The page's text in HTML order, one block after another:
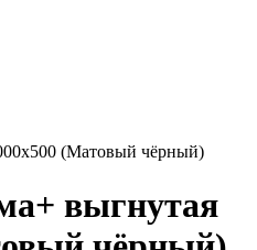
(Матовый чёрный)
выгнутая